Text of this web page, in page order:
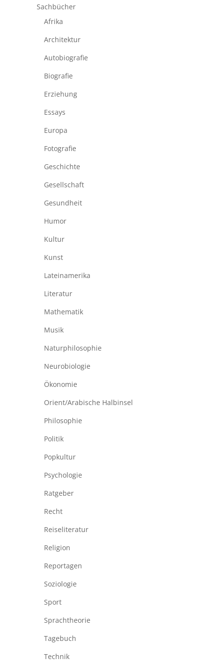
Sachbücher
Afrika
Architektur
Autobiografie
Biografie
Erziehung
Essays
Europa
Fotografie
Geschichte
Gesellschaft
Gesundheit
Humor
Kultur
Kunst
Lateinamerika
Literatur
Mathematik
Musik
Naturphilosophie
Neurobiologie
Ökonomie
Orient/Arabische Halbinsel
Philosophie
Politik
Popkultur
Psychologie
Ratgeber
Recht
Reiseliteratur
Religion
Reportagen
Soziologie
Sport
Sprachtheorie
Tagebuch
Technik